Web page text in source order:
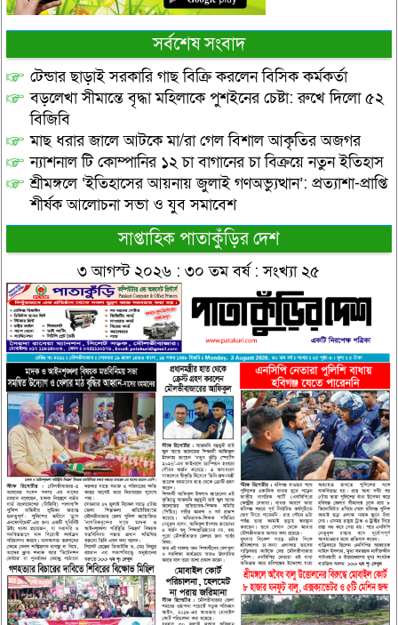
সর্বশেষ সংবাদ
টেন্ডার ছাড়াই সরকারি গাছ বিক্রি করলেন বিসিক কর্মকর্তা
বড়লেখা সীমান্তে বৃদ্ধা মহিলাকে পুশইনের চেষ্টা: রুখে দিলো ৫২
বিজিবি
মাছ ধরার জালে আটকে মা/রা গেল বিশাল আকৃতির অজগর
ন্যাশনাল টি কোম্পানির ১২ চা বাগানের চা বিক্রয়ে নতুন ইতিহাস
শ্রীমঙ্গলে ‘ইতিহাসের আয়নায় জুলাই গণঅভ্যুত্থান’: প্রত্যাশা-প্রাপ্তি
শীর্ষক আলোচনা সভা ও যুব সমাবেশ
সাপ্তাহিক পাতাকুঁড়ির দেশ
৩ আগস্ট ২০২৬ : ৩০ তম বর্ষ : সংখ্যা ২৫